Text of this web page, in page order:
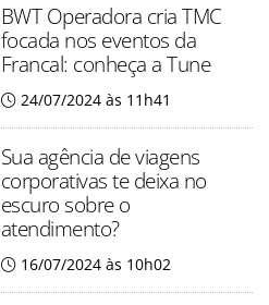
BWT Operadora cria TMC
focada nos eventos da
Francal: conheça a Tune
24/07/2024 às 11h41
Sua agência de viagens
corporativas te deixa no
escuro sobre o
atendimento?
16/07/2024 às 10h02